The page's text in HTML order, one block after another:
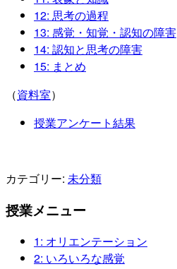
12: 思考の過程
13: 感覚・知覚・認知の障害
14: 認知と思考の障害
15: まとめ
（資料室）
授業アンケート結果
カテゴリー: 未分類
授業メニュー
1: オリエンテーション
2: いろいろな感覚